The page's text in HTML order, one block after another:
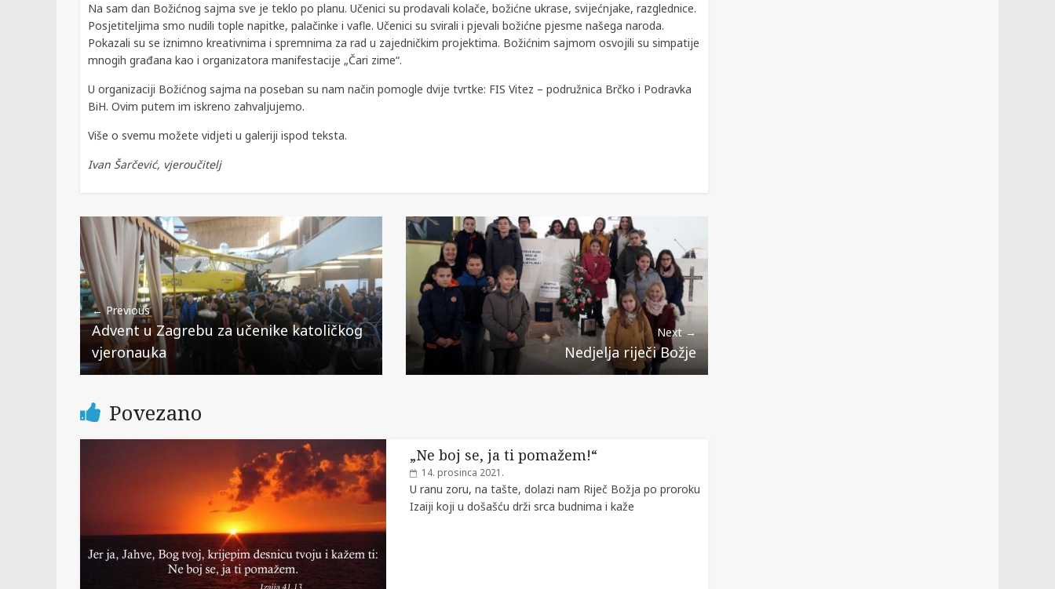
Na sam dan Božićnog sajma sve je teklo po planu. Učenici su prodavali kolače, božićne ukrase, svijećnjake, razglednice.
Posjetiteljima smo nudili tople napitke, palačinke i vafle. Učenici su svirali i pjevali božićne pjesme našega naroda.
Pokazali su se iznimno kreativnima i spremnima za rad u zajedničkim projektima. Božićnim sajmom osvojili su simpatije
mnogih građana kao i organizatora manifestacije „Čari zime“.
U organizaciji Božićnog sajma na poseban su nam način pomogle dvije tvrtke: FIS Vitez – podružnica Brčko i Podravka
BiH. Ovim putem im iskreno zahvaljujemo.
Više o svemu možete vidjeti u galeriji ispod teksta.
Ivan Šarčević, vjeroučitelj
← Previous
Advent u Zagrebu za učenike katoličkog
vjeronauka
Next →
Nedjelja riječi Božje
Povezano
„Ne boj se, ja ti pomažem!“
14. prosinca 2021.
U ranu zoru, na tašte, dolazi nam Riječ Božja po proroku
Izaiji koji u došašću drži srca budnima i kaže